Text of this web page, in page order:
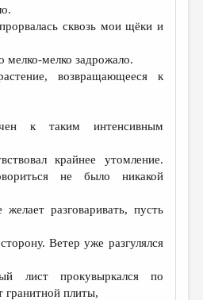
сквозь мои щёки и
мелко-мелко задрожало.
возвращающееся к
к таким интенсивным
крайнее утомление.
не было никакой
разговаривать, пусть
Ветер уже разгулялся
лист прокувыркался по
гранитной плиты,